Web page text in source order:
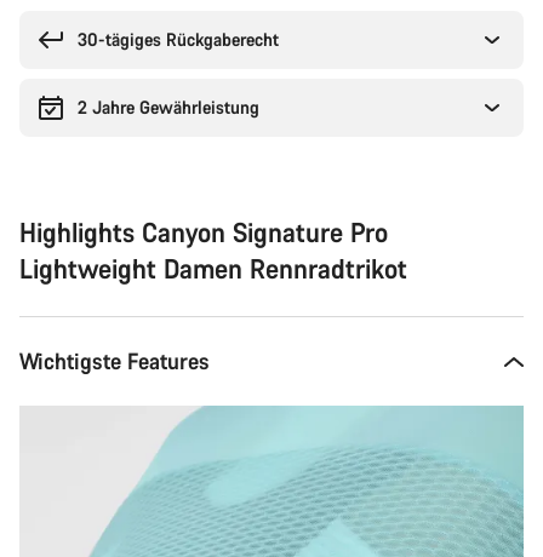
30-tägiges Rückgaberecht
2 Jahre Gewährleistung
Highlights Canyon Signature Pro
Lightweight Damen Rennradtrikot
Wichtigste Features